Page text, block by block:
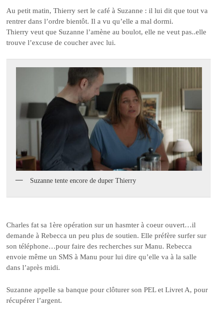
Au petit matin, Thierry sert le café à Suzanne : il lui dit que tout va
rentrer dans l’ordre bientôt. Il a vu qu’elle a mal dormi.
Thierry veut que Suzanne l’amène au boulot, elle ne veut pas..elle
trouve l’excuse de coucher avec lui.
Suzanne tente encore de duper Thierry
Charles fat sa 1ère opération sur un hasmter à coeur ouvert…il
demande à Rebecca un peu plus de soutien. Elle préfère surfer sur
son téléphone…pour faire des recherches sur Manu. Rebecca
envoie même un SMS à Manu pour lui dire qu’elle va à la salle
dans l’après midi.
Suzanne appelle sa banque pour clôturer son PEL et Livret A, pour
récupérer l’argent.